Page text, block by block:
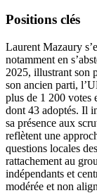
Positions clés
Laurent Mazaury
notamment en
2025, illustrant son
son ancien parti,
plus de 1 200 votes
dont 43 adoptés. Il
sa présence aux
reflètent une
questions locales
rattachement au
indépendants et
modérée et non